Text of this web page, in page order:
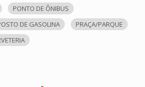
PONTO DE ÔNIBUS
DE GASOLINA
PRAÇA/PARQUE